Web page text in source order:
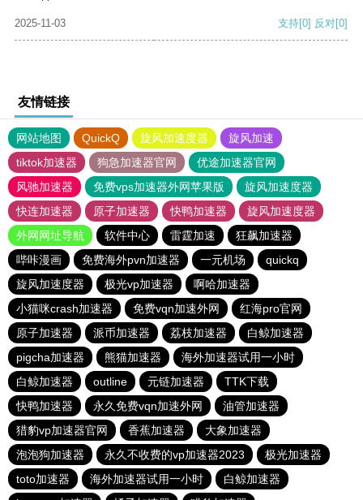
2025-11-03 支持[0] 反对[0]
友情链接
网站地图 QuickQ 旋风加速度器
旋风加速
tiktok加速器
狗急加速器官网
优途加速器官网
风驰加速器
免费vps加速器外网苹果版
旋风加速度器
快连加速器
原子加速器 快鸭加速器
旋风加速度器
外网网址导航
软件中心 雷霆加速
狂飙加速器
哔咔漫画
免费海外pvn加速器 一元机场
quickq
旋风加速度器
极光vp加速器
啊哈加速器
小猫咪crash加速器
免费vqn加速外网
红海pro官网
原子加速器
派币加速器 荔枝加速器
白鲸加速器
pigcha加速器
熊猫加速器
海外加速器试用一小时
白鲸加速器
outline 元链加速器
TTK下载
快鸭加速器
永久免费vqn加速外网
油管加速器
猎豹vp加速器官网
香蕉加速器
大象加速器
泡泡狗加速器
永久不收费的vp加速器2023
极光加速器
toto加速器
海外加速器试用一小时
白鲸加速器